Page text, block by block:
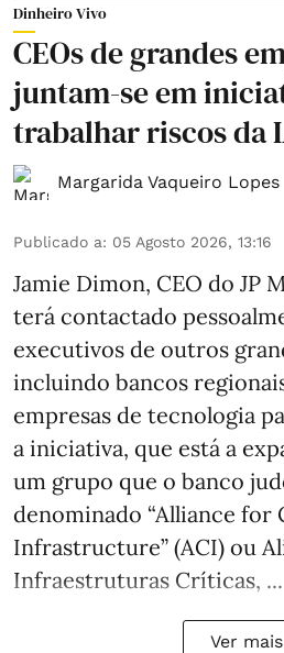
Dinheiro Vivo
CEOs de grandes
juntam-se em
trabalhar riscos da
Margarida Vaqueiro Lopes
Publicado a: 05 Agosto 2026, 13:16
Jamie Dimon, CEO do JP
terá contactado
executivos de outros
incluindo bancos
empresas de tecnologia
a iniciativa, que está a
um grupo que o banco
denominado “Alliance for
Infrastructure” (ACI) ou
Infraestruturas Críticas, ...
Ver mais